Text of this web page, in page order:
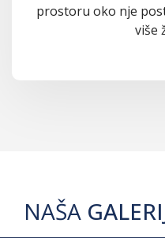
prostoru oko nje
više
NAŠA